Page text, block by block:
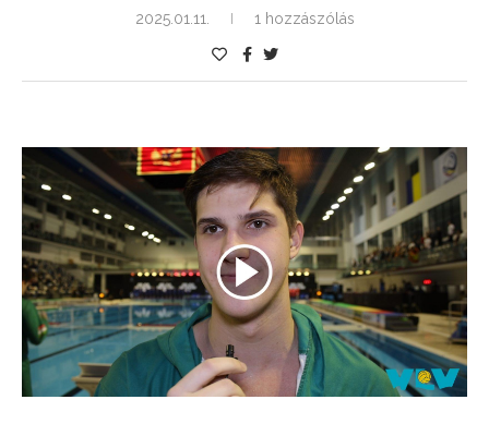
2025.01.11. 1 hozzászólás